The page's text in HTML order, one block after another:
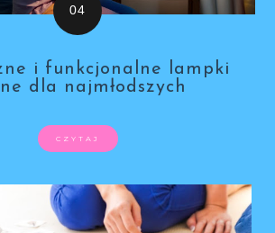
i funkcjonalne lampki
dla najmłodszych
CZYTAJ